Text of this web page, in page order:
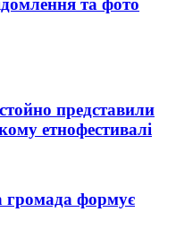
та фото
представили
етнофестивалі
громада формує